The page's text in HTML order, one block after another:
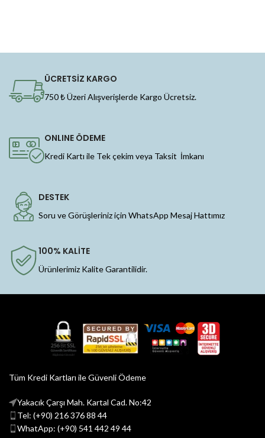
ÜCRETSİZ KARGO
750 ₺ Üzeri Alışverişlerde Kargo Ücretsiz.
ONLINE ÖDEME
Kredi Kartı ile Tek çekim veya Taksit İmkanı
DESTEK
Soru ve Görüşleriniz için WhatsApp Mesaj Hattımız
100% KALİTE
Ürünlerimiz Kalite Garantilidir.
Tüm Kredi Kartları ile Güvenli Ödeme
Yakacık Çarşı Mah. Kartal Cad. No:42
Tel: (+90) 216 376 88 44
WhatApp: (+90) 541 442 49 44